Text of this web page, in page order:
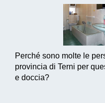
Perché sono molte le
provincia di Terni per
e doccia?